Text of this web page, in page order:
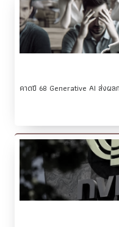
คาดปี 68 Generative AI ส่งผล